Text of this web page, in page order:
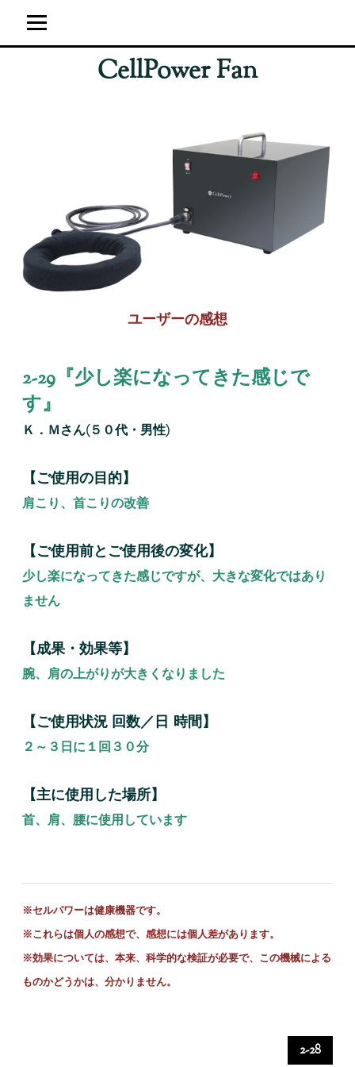
CellPower Fan
ユーザーの感想
2-29『少し楽になってきた感じで
す』
Ｋ．Ｍさん(５０代・男性)
【ご使用の目的】
肩こり、首こりの改善
【ご使用前とご使用後の変化】
少し楽になってきた感じですが、大きな変化ではあり
ません
【成果・効果等】
腕、肩の上がりが大きくなりました
【ご使用状況 回数／日 時間】
２～３日に１回３０分
【主に使用した場所】
首、肩、腰に使用しています
※セルパワーは健康機器です。
※これらは個人の感想で、感想には個人差があります。
※効果については、本来、科学的な検証が必要で、この機械による
ものかどうかは、分かりません。
2-28